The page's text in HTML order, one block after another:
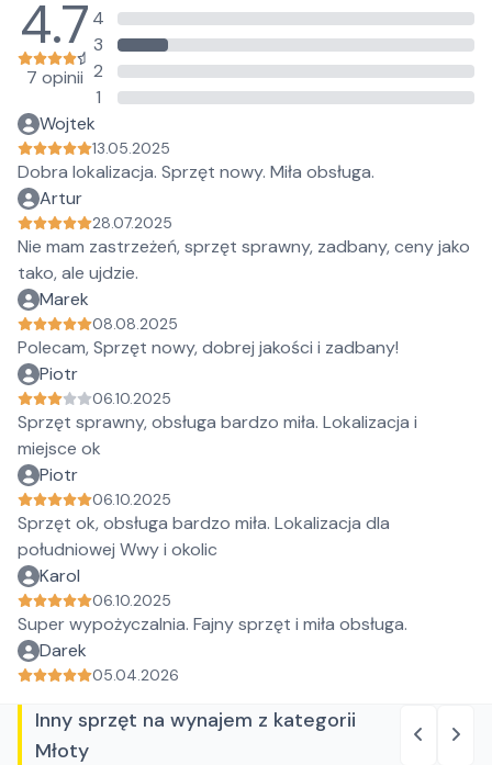
4.7
7 opinii
4
3
2
1
Wojtek
13.05.2025
Dobra lokalizacja. Sprzęt nowy. Miła obsługa.
Artur
28.07.2025
Nie mam zastrzeżeń, sprzęt sprawny, zadbany, ceny jako
tako, ale ujdzie.
Marek
08.08.2025
Polecam, Sprzęt nowy, dobrej jakości i zadbany!
Piotr
06.10.2025
Sprzęt sprawny, obsługa bardzo miła. Lokalizacja i
miejsce ok
Piotr
06.10.2025
Sprzęt ok, obsługa bardzo miła. Lokalizacja dla
południowej Wwy i okolic
Karol
06.10.2025
Super wypożyczalnia. Fajny sprzęt i miła obsługa.
Darek
05.04.2026
Inny sprzęt na wynajem z kategorii
Młoty